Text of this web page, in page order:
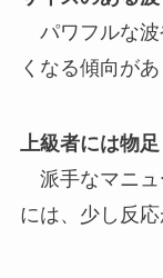
パワフルな波
くなる傾向があ
上級者には物
派手なマニュ
には、少し反